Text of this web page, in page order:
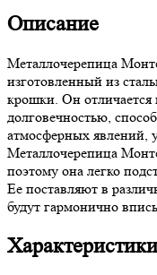
Описание
Металлочерепица
изготовленный из
крошки. Он
долговечностью,
атмосферных явлений,
Металлочерепица
поэтому она легко
Ее поставляют в
будут гармонично
Характеристики